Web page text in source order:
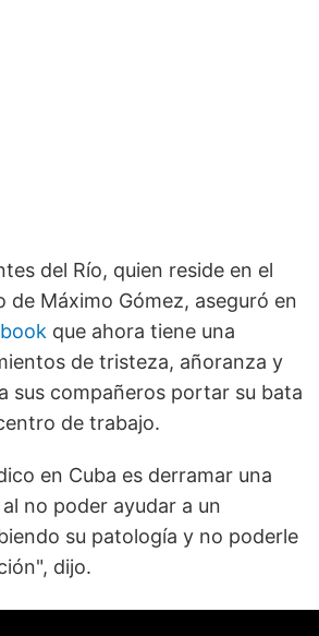
del Río, quien reside en el
de Máximo Gómez, aseguró en
que ahora tiene una
de tristeza, añoranza y
sus compañeros portar su bata
de trabajo.
en Cuba es derramar una
no poder ayudar a un
su patología y no poderle
dijo.